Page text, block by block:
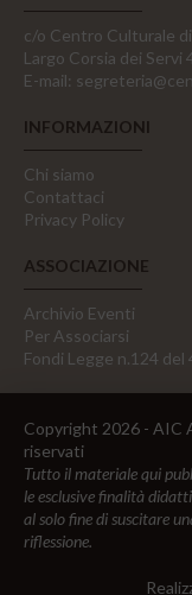
c/o Centro Culturale
Largo Corsia dei Servi
E-mail:
INFORMAZIONI
Chi siamo
Contattaci
Privacy Policy
ASSOCIAZIONE
Archivio Eventi
Per Associarsi
Fondi Legge n.124
Copyright 2026 - AIC
riservati
Tutto il materiale qui
le esclusive finalità
al solo fine di suscitare
riflessione.